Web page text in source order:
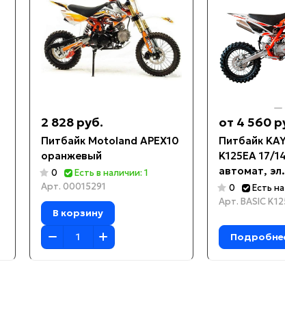
2 828 руб.
Питбайк Motoland APEX10
оранжевый
0
Есть в наличии: 1
Арт. 00015291
В корзину
от 4 560
Питбайк
K125EA 17/
автомат,
2024 г.)
0
Есть
Арт. BASIC